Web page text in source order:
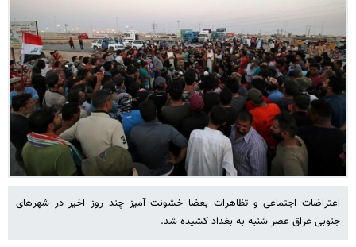
اعتراضات اجتماعی و تظاهرات بعضا خشونت آمیز چند روز اخیر در شهرهای
جنوبی عراق عصر شنبه به بغداد کشیده شد.